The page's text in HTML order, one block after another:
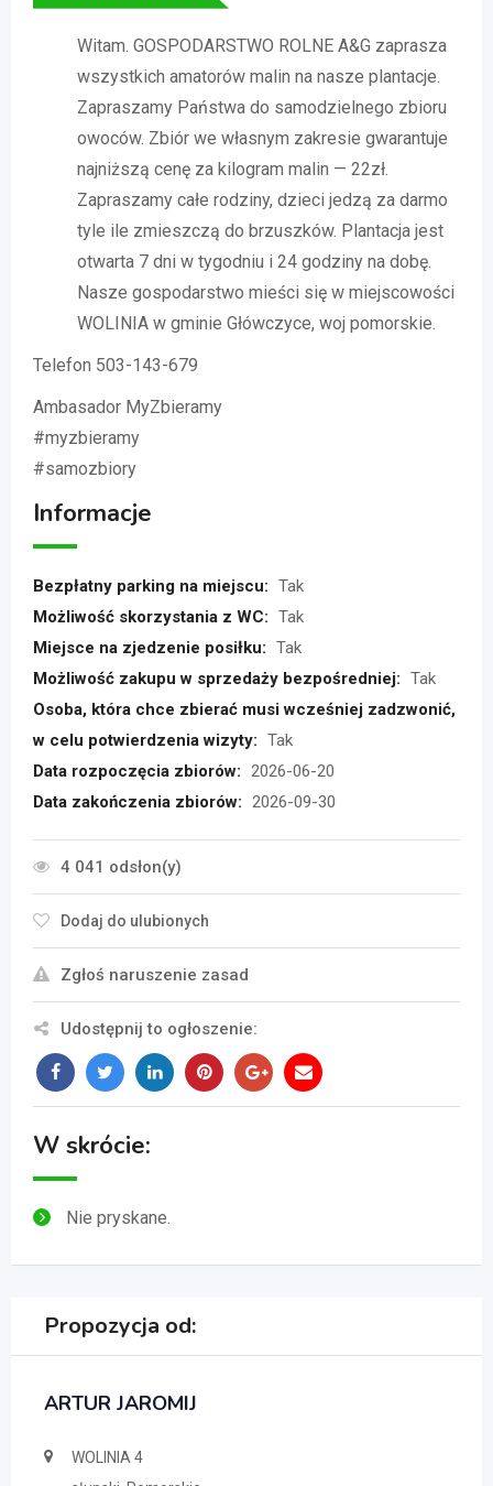
Witam. GOSPODARSTWO ROLNE A&G zaprasza
wszystkich amatorów malin na nasze plantacje.
Zapraszamy Państwa do samodzielnego zbioru
owoców. Zbiór we własnym zakresie gwarantuje
najniższą cenę za kilogram malin — 22zł.
Zapraszamy całe rodziny, dzieci jedzą za darmo
tyle ile zmieszczą do brzuszków. Plantacja jest
otwarta 7 dni w tygodniu i 24 godziny na dobę.
Nasze gospodarstwo mieści się w miejscowości
WOLINIA w gminie Główczyce, woj pomorskie.
Telefon 503-143-679
Ambasador MyZbieramy
#myzbieramy
#samozbiory
Informacje
Bezpłatny parking na miejscu: Tak
Możliwość skorzystania z WC: Tak
Miejsce na zjedzenie posiłku: Tak
Możliwość zakupu w sprzedaży bezpośredniej: Tak
Osoba, która chce zbierać musi wcześniej zadzwonić,
w celu potwierdzenia wizyty: Tak
Data rozpoczęcia zbiorów: 2026-06-20
Data zakończenia zbiorów: 2026-09-30
4 041 odsłon(y)
Dodaj do ulubionych
Zgłoś naruszenie zasad
Udostępnij to ogłoszenie:
W skrócie:
Nie pryskane.
Propozycja od:
ARTUR JAROMIJ
WOLINIA 4